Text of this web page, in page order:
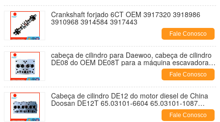
Crankshaft forjado 6CT OEM 3917320 3918986
3910968 3914584 3917443
Fale Conosco
cabeça de cilindro para Daewoo, cabeça de cilindro
DE08 do OEM DE08T para a máquina escavadora
Fale Conosco
Cabeça de cilindro DE12 do motor diesel de China
Doosan DE12T 65.03101-6604 65.03101-1087
65.03101-6605 65.03101-6085 150113-00043
Fale Conosco